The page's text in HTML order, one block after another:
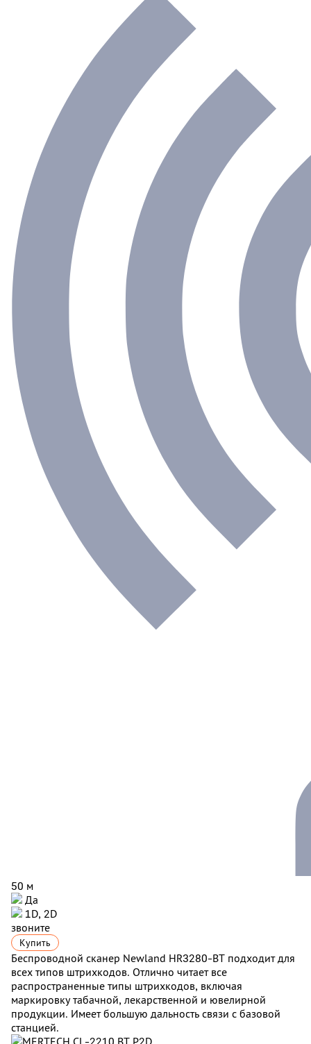
50 м
Да
1D, 2D
звоните
Купить
Беспроводной сканер Newland HR3280-BT подходит для
всех типов штрихкодов. Отлично читает все
распространенные типы штрихкодов, включая
маркировку табачной, лекарственной и ювелирной
продукции. Имеет большую дальность связи с базовой
станцией.